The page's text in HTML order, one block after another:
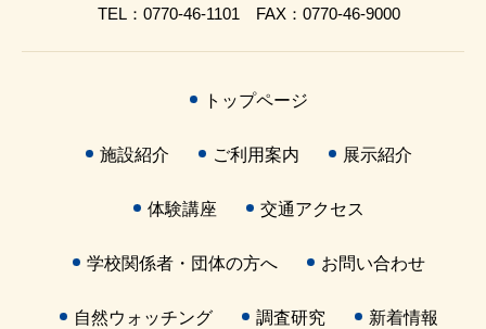
TEL：0770-46-1101 FAX：0770-46-9000
トップページ
施設紹介 ご利用案内 展示紹介
体験講座 交通アクセス
学校関係者・団体の方へ お問い合わせ
自然ウォッチング 調査研究 新着情報